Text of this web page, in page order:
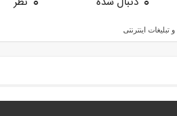
0
0
اینترنتی